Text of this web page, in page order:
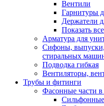
Вентили
Гарнитуры
Держатели
Показать все
Арматура для
Сифоны,
стиральных
Подводка гибкая
Вентиляторы,
Трубы и фитинги
Фасонные части в